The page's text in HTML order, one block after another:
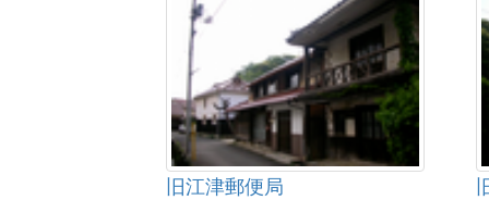
旧江津郵便局